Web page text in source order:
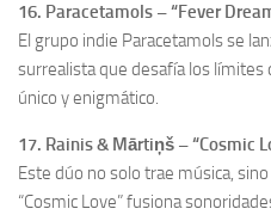
16. Paracetamols – “Fever
El grupo indie Paracetamols se
surrealista que desafía los límites
único y enigmático.
17. Rainis & Mārtiņš – “Cosmic
Este dúo no solo trae música,
“Cosmic Love” fusiona